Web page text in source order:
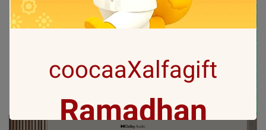
coocaaXalfagift
Ramadhan